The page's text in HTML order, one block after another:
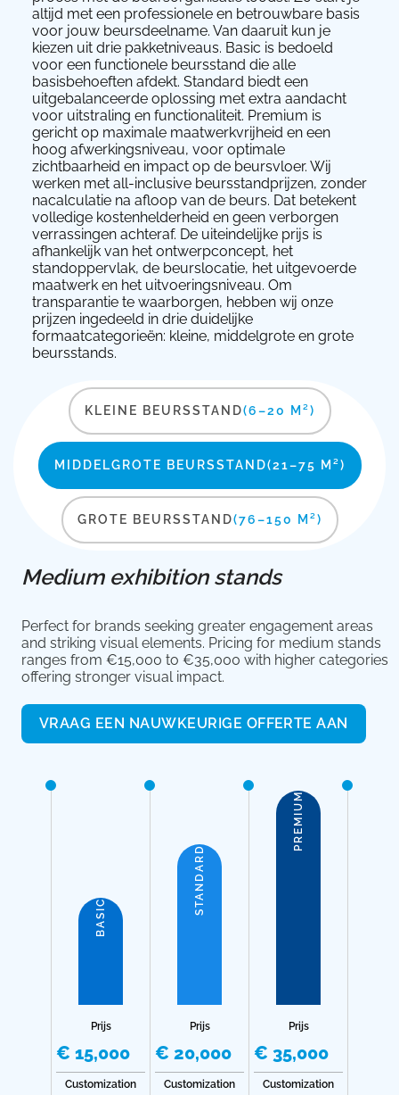
altijd met een professionele en betrouwbare basis
voor jouw beursdeelname. Van daaruit kun je
kiezen uit drie pakketniveaus. Basic is bedoeld
voor een functionele beursstand die alle
basisbehoeften afdekt. Standard biedt een
uitgebalanceerde oplossing met extra aandacht
voor uitstraling en functionaliteit. Premium is
gericht op maximale maatwerkvrijheid en een
hoog afwerkingsniveau, voor optimale
zichtbaarheid en impact op de beursvloer. Wij
werken met all-inclusive beursstandprijzen, zonder
nacalculatie na afloop van de beurs. Dat betekent
volledige kostenhelderheid en geen verborgen
verrassingen achteraf. De uiteindelijke prijs is
afhankelijk van het ontwerpconcept, het
standoppervlak, de beurslocatie, het uitgevoerde
maatwerk en het uitvoeringsniveau. Om
transparantie te waarborgen, hebben wij onze
prijzen ingedeeld in drie duidelijke
formaatcategorieën: kleine, middelgrote en grote
beursstands.
KLEINE BEURSSTAND(6–20 M²)
MIDDELGROTE BEURSSTAND(21–75 M²)
GROTE BEURSSTAND(76–150 M²)
Medium exhibition stands
Perfect for brands seeking greater engagement areas
and striking visual elements. Pricing for medium stands
ranges from €15,000 to €35,000 with higher categories
offering stronger visual impact.
VRAAG EEN NAUWKEURIGE OFFERTE AAN
BASIC
Prijs
€ 15,000
Customization
STANDARD
Prijs
€ 20,000
Customization
PREMIUM
Prijs
€ 35,000
Customization